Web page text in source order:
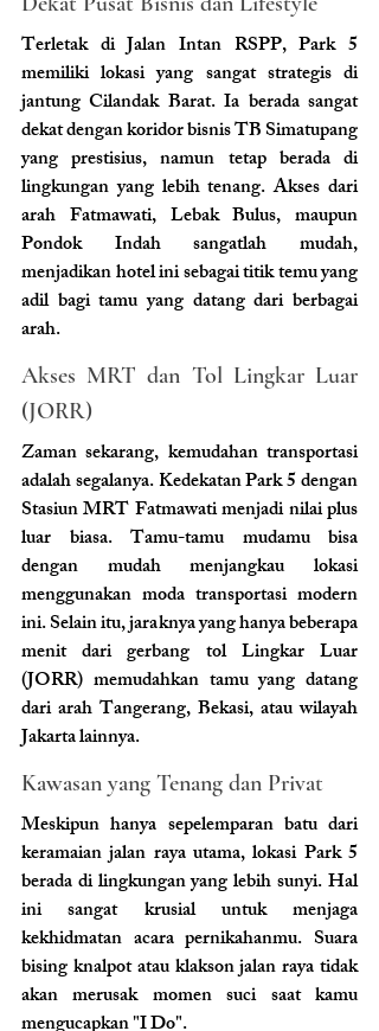
Terletak di Jalan Intan RSPP, Park 5
memiliki lokasi yang sangat strategis di
jantung Cilandak Barat. Ia berada sangat
dekat dengan koridor bisnis TB Simatupang
yang prestisius, namun tetap berada di
lingkungan yang lebih tenang. Akses dari
arah Fatmawati, Lebak Bulus, maupun
Pondok Indah sangatlah mudah,
menjadikan hotel ini sebagai titik temu yang
adil bagi tamu yang datang dari berbagai
arah.
Akses MRT dan Tol Lingkar Luar
(JORR)
Zaman sekarang, kemudahan transportasi
adalah segalanya. Kedekatan Park 5 dengan
Stasiun MRT Fatmawati menjadi nilai plus
luar biasa. Tamu-tamu mudamu bisa
dengan mudah menjangkau lokasi
menggunakan moda transportasi modern
ini. Selain itu, jaraknya yang hanya beberapa
menit dari gerbang tol Lingkar Luar
(JORR) memudahkan tamu yang datang
dari arah Tangerang, Bekasi, atau wilayah
Jakarta lainnya.
Kawasan yang Tenang dan Privat
Meskipun hanya sepelemparan batu dari
keramaian jalan raya utama, lokasi Park 5
berada di lingkungan yang lebih sunyi. Hal
ini sangat krusial untuk menjaga
kekhidmatan acara pernikahanmu. Suara
bising knalpot atau klakson jalan raya tidak
akan merusak momen suci saat kamu